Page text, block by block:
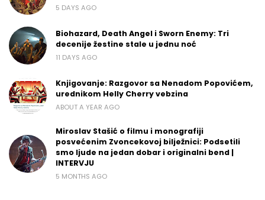
5 DAYS AGO
Biohazard, Death Angel i Sworn Enemy: Tri
decenije žestine stale u jednu noć
11 DAYS AGO
Knjigovanje: Razgovor sa Nenadom Popovićem,
urednikom Helly Cherry vebzina
ABOUT A YEAR AGO
Miroslav Stašić o filmu i monografiji
posvećenim Zvoncekovoj bilježnici: Podsetili
smo ljude na jedan dobar i originalni bend |
INTERVJU
5 MONTHS AGO